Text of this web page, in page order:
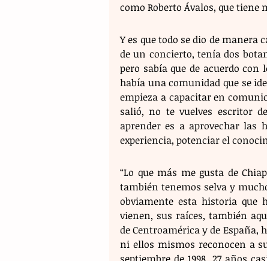
como Roberto Ávalos, que tiene
Y es que todo se dio de manera
de un concierto, tenía dos
pero sabía que de acuerdo
había una comunidad que se
empieza a capacitar en
salió, no te vuelves escritor
aprender es a aprovechar las
experiencia, potenciar el
“Lo que más me gusta de
también tenemos selva y
obviamente esta historia que
vienen, sus raíces, también
de Centroamérica y de España,
ni ellos mismos reconocen a